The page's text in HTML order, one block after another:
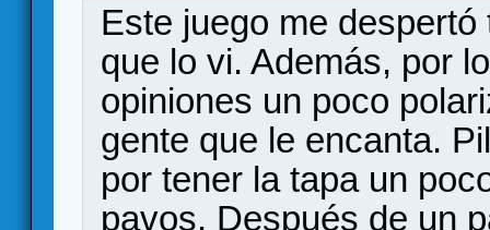
Este juego me
que lo vi. Además, por
opiniones un poco
gente que le encanta.
por tener la tapa un
pavos. Después de un